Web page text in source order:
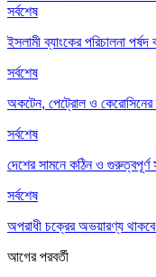
সর্বশেষ
ইসলামী ব্যাংকের পরিচালনা পর্ষদ
সর্বশেষ
অকটেন, পেট্রোল ও কেরোসিনের
সর্বশেষ
দেশের সামনে কঠিন ও গুরুত্বপূর্ণ
সর্বশেষ
অপরাধী চক্রের অভয়ারণ্য থাকবে
আগেরপরবর্তী